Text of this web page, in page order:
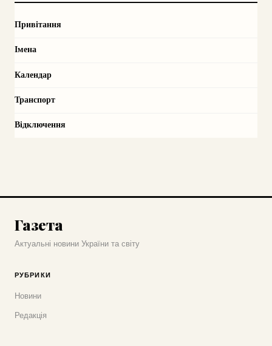
Привітання
Імена
Календар
Транспорт
Відключення
Газета
Актуальні новини України та світу
РУБРИКИ
Новини
Редакція